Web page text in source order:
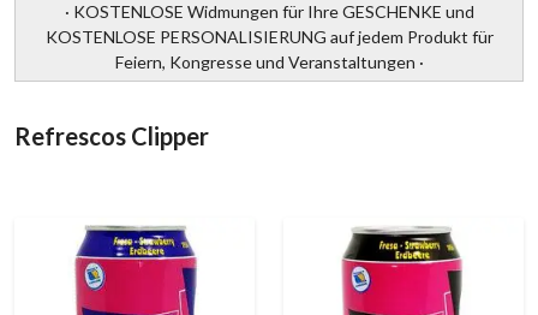
· KOSTENLOSE Widmungen für Ihre GESCHENKE und
KOSTENLOSE PERSONALISIERUNG auf jedem Produkt für
Feiern, Kongresse und Veranstaltungen ·
Refrescos Clipper